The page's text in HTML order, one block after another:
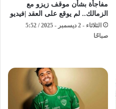
مفاجأة بشأن موقف زيزو مع
الزمالك.. لم يوقع على العقد |فيديو
الثلاثاء - 2 ديسمبر - 2025 / 5:52
صباحًا